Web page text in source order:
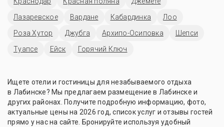
Лазаревское
Вардане Кабардинка
Лоо
Роза Хутор
Джубга Архипо-Осиповка
Шепси
Туапсе
Ейск Горячий Ключ
Ищете отели и гостиницы для незабываемого отдыха
в Лабинске? Мы предлагаем размещение в Лабинске и
других районах. Получите подробную информацию, фото,
актуальные цены на 2026 год, список услуг и отзывы гостей
прямо у нас на сайте. Бронируйте используя удобный